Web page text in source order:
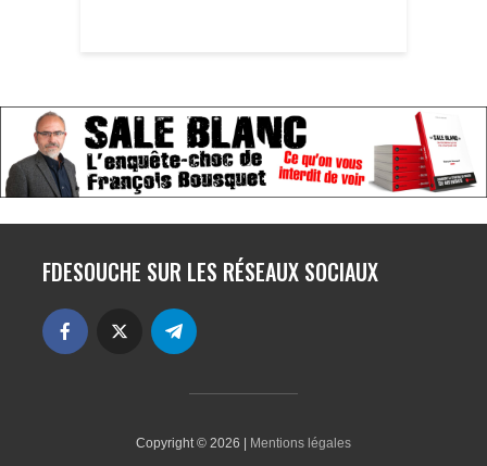
FDESOUCHE SUR LES RÉSEAUX SOCIAUX
Copyright © 2026 | Mentions légales